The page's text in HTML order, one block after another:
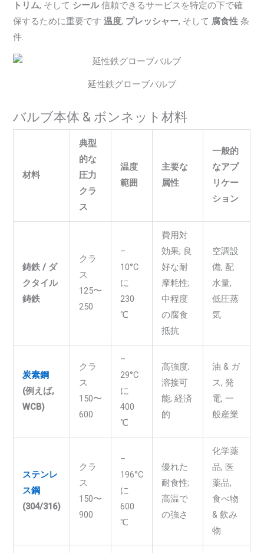
トリム, そして シール信頼できるサービスを特定の下で確
保するために重要です温度, プレッシャー, そして 腐食性 条
件.
延性鉄グローブバルブ
バルブ本体 & ボンネット材料
材料
典型
的な
圧力
クラ
ス
温度
範囲
主要な
属性
一般的
なアプ
リケー
ション
鋳鉄 / ダ
クタイル
鋳鉄
クラ
ス
125〜
250
–
10°C
に
230
℃
費用対
効果; 良
好な耐
摩耗性;
中程度
の腐食
抵抗
空調設
備, 配
水量,
低圧蒸
気
炭素鋼
(例えば,
WCB)
クラ
ス
150〜
600
–
29°C
に
400
℃
高強度;
溶接可
能; 経済
的
油 & ガ
ス, 発
電, 一
般産業
ステンレ
ス鋼
(304/316)
クラ
ス
150〜
900
–
196°C
に
600
℃
優れた
耐食性;
高温で
の強さ
化学薬
品, 医
薬品,
食べ物
& 飲み
物